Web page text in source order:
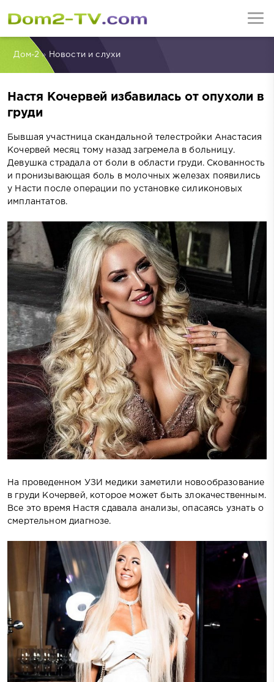
Дом-2» Новости и слухи
Настя Кочервей избавилась от опухоли в
груди
Бывшая участница скандальной телестройки Анастасия
Кочервей месяц тому назад загремела в больницу.
Девушка страдала от боли в области груди. Скованность
и пронизывающая боль в молочных железах появились
у Насти после операции по установке силиконовых
имплантатов.
На проведенном УЗИ медики заметили новообразование
в груди Кочервей, которое может быть злокачественным.
Все это время Настя сдавала анализы, опасаясь узнать о
смертельном диагнозе.